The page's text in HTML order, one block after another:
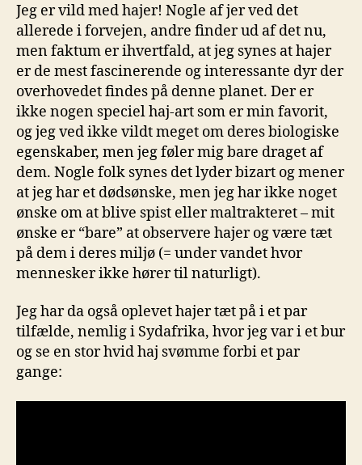
Jeg er vild med hajer! Nogle af jer ved det
allerede i forvejen, andre finder ud af det nu,
men faktum er ihvertfald, at jeg synes at hajer
er de mest fascinerende og interessante dyr der
overhovedet findes på denne planet. Der er
ikke nogen speciel haj-art som er min favorit,
og jeg ved ikke vildt meget om deres biologiske
egenskaber, men jeg føler mig bare draget af
dem. Nogle folk synes det lyder bizart og mener
at jeg har et dødsønske, men jeg har ikke noget
ønske om at blive spist eller maltrakteret – mit
ønske er “bare” at observere hajer og være tæt
på dem i deres miljø (= under vandet hvor
mennesker ikke hører til naturligt).
Jeg har da også oplevet hajer tæt på i et par
tilfælde, nemlig i Sydafrika, hvor jeg var i et bur
og se en stor hvid haj svømme forbi et par
gange: